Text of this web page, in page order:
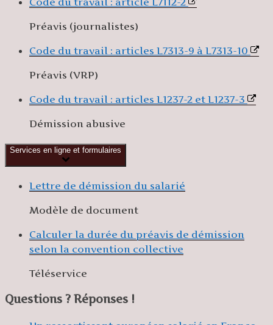
Préavis (journalistes)
Code du travail : articles L7313-9 à L7313-10
Préavis (VRP)
Code du travail : articles L1237-2 et L1237-3
Démission abusive
Services en ligne et formulaires
Lettre de démission du salarié
Modèle de document
Calculer la durée du préavis de démission
selon la convention collective
Téléservice
Questions ? Réponses !